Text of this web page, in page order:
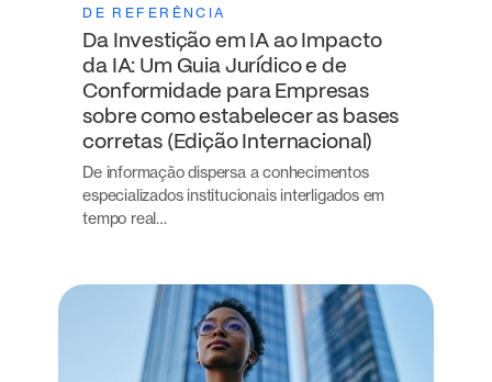
DE REFERÊNCIA
Da Investição em IA ao Impacto
da IA: Um Guia Jurídico e de
Conformidade para Empresas
sobre como estabelecer as bases
corretas (Edição Internacional)
De informação dispersa a conhecimentos
especializados institucionais interligados em
tempo real…